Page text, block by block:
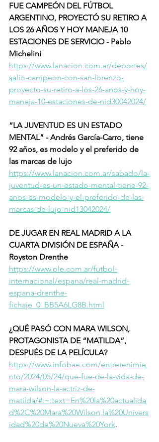
FUE CAMPEÓN DEL FÚTBOL
ARGENTINO, PROYECTÓ SU RETIRO A
LOS 26 AÑOS Y HOY MANEJA 10
ESTACIONES DE SERVICIO - Pablo
Michelini
https://www.lanacion.com.ar/deportes/
salio-campeon-con-san-lorenzo-
proyecto-su-retiro-a-los-26-anos-y-hoy-
maneja-10-estaciones-de-nid30042024/
“LA JUVENTUD ES UN ESTADO
MENTAL” - Andrés García-Carro, tiene
92 años, es modelo y el preferido de
las marcas de lujo
https://www.lanacion.com.ar/sabado/la-
juventud-es-un-estado-mental-tiene-92-
anos-es-modelo-y-el-preferido-de-las-
marcas-de-lujo-nid13042024/
DE JUGAR EN REAL MADRID A LA
CUARTA DIVISIÓN DE ESPAÑA -
Royston Drenthe
https://www.ole.com.ar/futbol-
internacional/espana/real-madrid-
espana-drenthe-
fichaje_0_BB5A6LG8B.html
¿QUÉ PASÓ CON MARA WILSON,
PROTAGONISTA DE “MATILDA”,
DESPUÉS DE LA PELÍCULA?
https://www.infobae.com/entretenimie
nto/2024/05/24/que-fue-de-la-vida-de-
mara-wilson-la-actriz-de-
matilda/#:~:text=En%20la%20actualida
d%2C%20Mara%20Wilson,la%20Univers
idad%20de%20Nueva%20York.